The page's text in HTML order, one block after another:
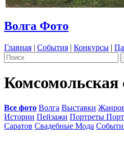
Волга Фото
Главная | События | Конкурсы |
Комсомольская
Все фото Волга Выставки
Истории Пейзажи Портреты
Саратов Свадебные Мода